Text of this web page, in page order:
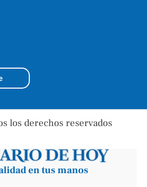
los derechos reservados
en tus manos